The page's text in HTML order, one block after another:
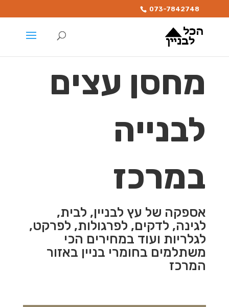
073-7842748
מחסן עצים
לבנייה
במרכז
אספקה של עץ לבניין, לבית,
לגינה, לדקים, לפרגולות, לפרקט,
לגלריות ועוד במחירים הכי
משתלמים בחומרי בניין באזור
המרכז